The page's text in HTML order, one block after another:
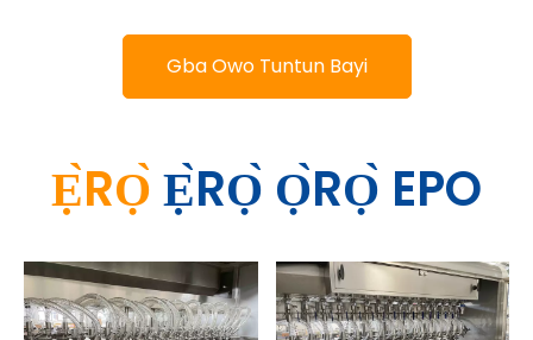
Gba Owo Tuntun Bayi
Ẹ̀RỌ̀Ẹ̀RỌ̀ Ọ̀RỌ̀ EPO